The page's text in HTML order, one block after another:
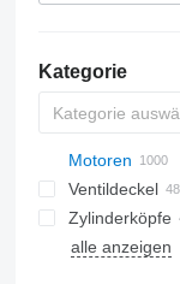
Kategorie
Motoren
Ventildeckel
Zylinderköpfe
alle anzeigen